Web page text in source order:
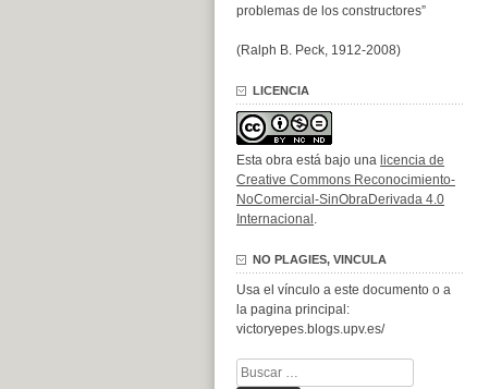
problemas de los constructores”
(Ralph B. Peck, 1912-2008)
LICENCIA
Esta obra está bajo una licencia de
Creative Commons Reconocimiento-
NoComercial-SinObraDerivada 4.0
Internacional .
NO PLAGIES, VINCULA
Usa el vínculo a este documento o a
la pagina principal:
victoryepes.blogs.upv.es/
Buscar: